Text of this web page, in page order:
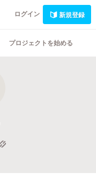
ログイン 新規登録
プロジェクトを始める